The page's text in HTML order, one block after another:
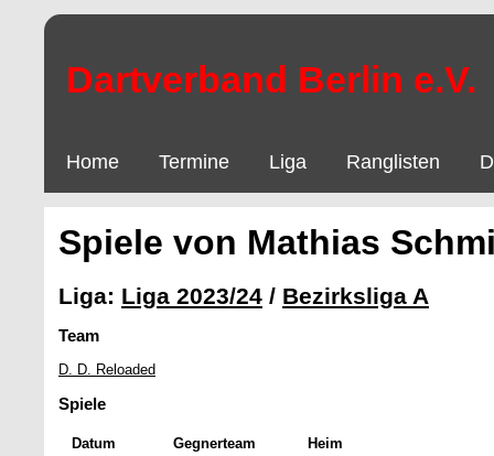
Dartverband Berlin e.V.
Home Termine Liga Ranglisten
Spiele von Mathias
Liga: Liga 2023/24 / Bezirksliga A
Team
D. D. Reloaded
Spiele
Datum Gegnerteam
Heim